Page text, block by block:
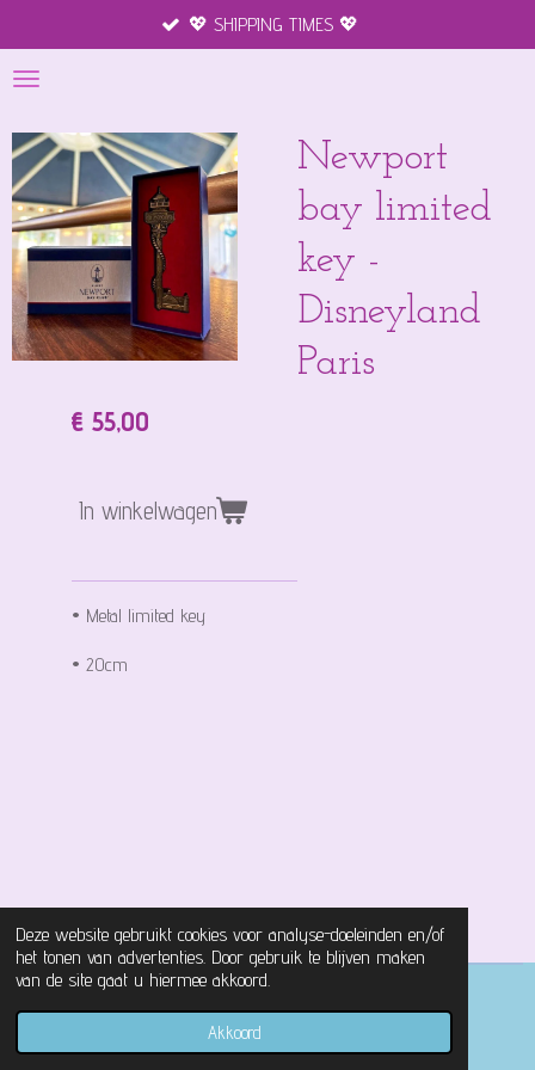
Deze website gebruikt cookies voor analyse-doeleinden en/of
het tonen van advertenties. Door gebruik te blijven maken
van de site gaat u hiermee akkoord.
Akkoord
direct
naar
hoofdinhoud
💖 SHIPPING TIMES 💖
Newport
bay limited
key -
Disneyland
Paris
€ 55,00
In winkelwagen
• Metal limited key
• 20cm